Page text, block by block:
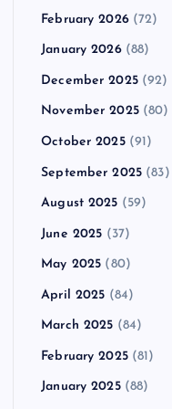
February 2026(72)
January 2026(88)
December 2025(92)
November 2025(80)
October 2025(91)
September 2025 (83)
August 2025 (59)
June 2025 (37)
May 2025 (80)
April 2025 (84)
March 2025 (84)
February 2025(81)
January 2025(88)